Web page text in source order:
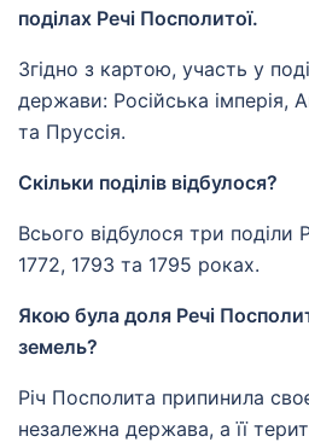
поділах Речі Посполитої.
Згідно з картою, участь у
держави: Російська імперія,
та Пруссія.
Скільки поділів відбулося?
Всього відбулося три поділи
1772, 1793 та 1795 роках.
Якою була доля Речі
земель?
Річ Посполита припинила
незалежна держава, а її